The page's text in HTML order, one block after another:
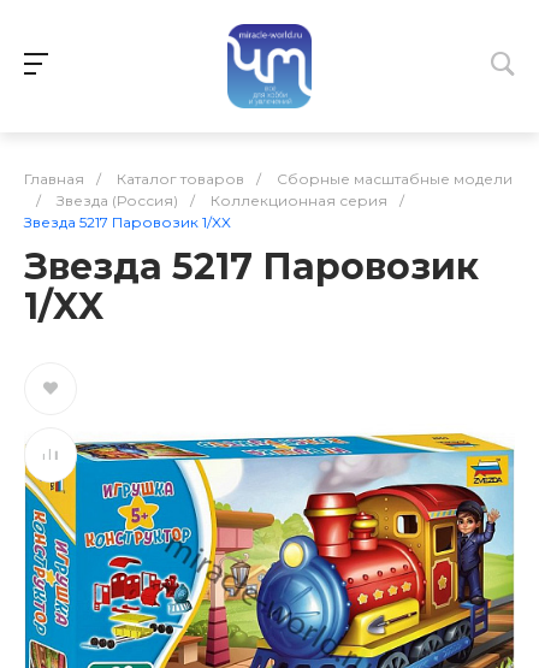
Главная / Каталог товаров /
Сборные масштабные модели
/
Звезда (Россия) / Коллекционная серия
/
Звезда 5217 Паровозик 1/XX
Звезда 5217 Паровозик
1/XX